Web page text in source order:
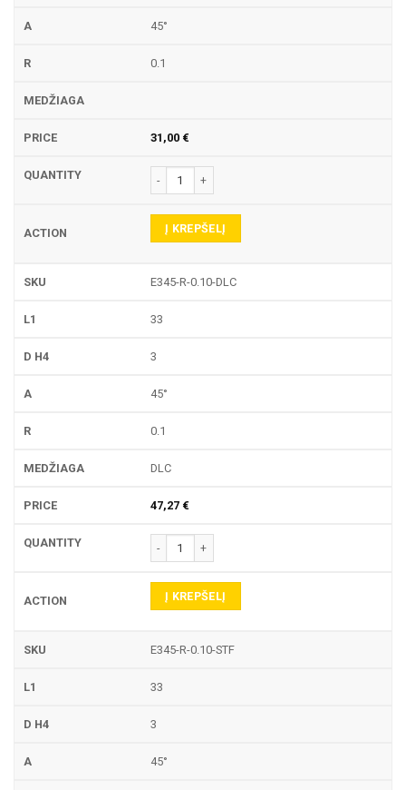
45°
0.1
31,00 €
produkto kiekis: E345-R GRAVIRAVIMO FREZA
Į KREPŠELĮ
E345-R-0.10-DLC
33
3
45°
0.1
DLC
47,27 €
produkto kiekis: E345-R GRAVIRAVIMO FREZA
Į KREPŠELĮ
E345-R-0.10-STF
33
3
45°